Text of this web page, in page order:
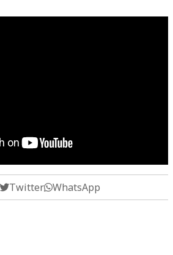
Twitter WhatsApp